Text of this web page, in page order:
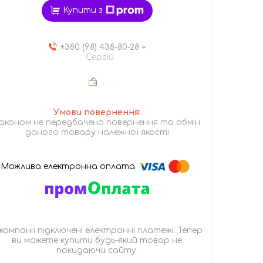
Купити з
+380 (98) 438-80-28
Сергій
не передбачено повернення та обмін
даного товару належної якості
підключені електронні платежі. Тепер
ви можете купити будь-який товар не
покидаючи сайту.